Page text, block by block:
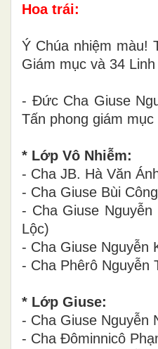
Hoa trái:
Ý Chúa nhiệm màu!
Giám mục và 34 Linh
- Đức Cha Giuse
Tấn phong giám
* Lớp Vô Nhiễm:
- Cha JB. Hà Văn
- Cha Giuse Bùi
- Cha Giuse Nguyễn
Lộc)
- Cha Giuse Nguyễn
- Cha Phêrô Nguyễn
* Lớp Giuse:
- Cha Giuse Nguyễn
- Cha Đôminnicô